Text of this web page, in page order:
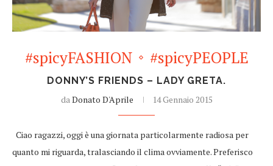
#spicyFASHION #spicyPEOPLE
DONNY’S FRIENDS – LADY GRETA.
daDonato D'Aprile 14 Gennaio 2015
Ciao ragazzi, oggi è una giornata particolarmente radiosa per
quanto mi riguarda, tralasciando il clima ovviamente. Preferisco